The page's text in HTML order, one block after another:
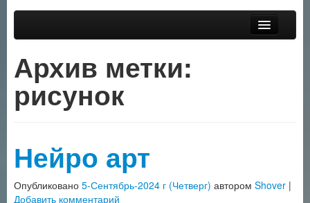
Главное меню
О сайте
Рубрики
Архив метки:
рисунок
Нейро арт
Опубликовано 5-Сентябрь-2024 г (Четверг) автором Shover |
Добавить комментарий